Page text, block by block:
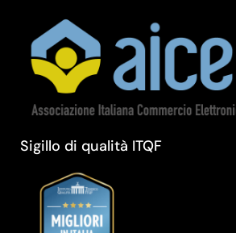
Sigillo di qualità ITQF